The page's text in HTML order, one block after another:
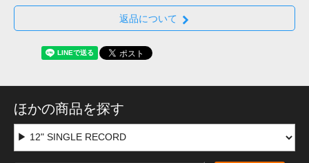
返品について
ほかの商品を探す